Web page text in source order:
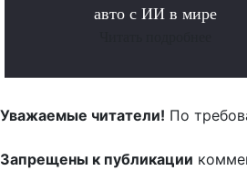
авто с ИИ в мире
Уважаемые читатели! По
Запрещены к публикации